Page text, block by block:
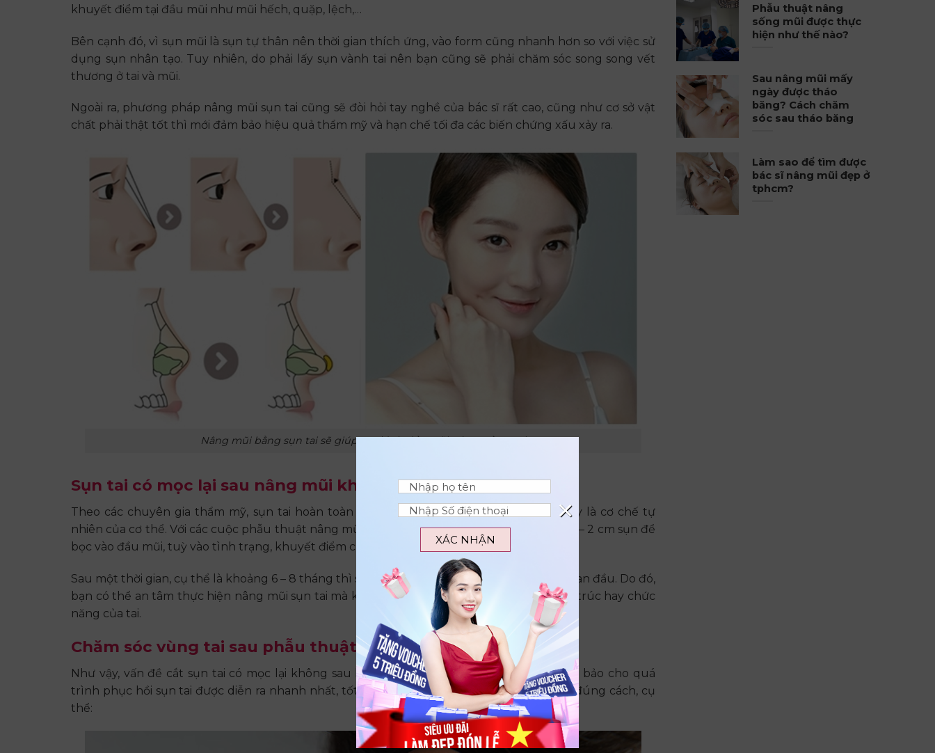
khuyết điểm tại đầu mũi như mũi hếch, quặp, lệch,…
Bên cạnh đó, vì sụn mũi là sụn tự thân nên thời gian thích ứng, vào form cũng nhanh hơn so với việc sử
dụng sụn nhân tạo. Tuy nhiên, do phải lấy sụn vành tai nên bạn cũng sẽ phải chăm sóc song song vết
thương ở tai và mũi.
Ngoài ra, phương pháp nâng mũi sụn tai cũng sẽ đòi hỏi tay nghề của bác sĩ rất cao, cũng như cơ sở vật
chất phải thật tốt thì mới đảm bảo hiệu quả thẩm mỹ và hạn chế tối đa các biến chứng xấu xảy ra.
Nâng mũi bằng sụn tai sẽ giúp tạo hình đầu mũi tròn, mềm mại
Sụn tai có mọc lại sau nâng mũi không?
Theo các chuyên gia thẩm mỹ, sụn tai hoàn toàn có thể mọc lại sau một thời gian vì đây là cơ chế tự
nhiên của cơ thể. Với các cuộc phẫu thuật nâng mũi bằng sụn tai, bác sĩ sẽ chỉ lấy khoảng 1 – 2 cm sụn để
bọc vào đầu mũi, tuỳ vào tình trạng, khuyết điểm của mỗi người.
Sau một thời gian, cụ thể là khoảng 6 – 8 tháng thì sụn tai sẽ phục hồi và trở về trạng thái ban đầu. Do đó,
bạn có thể an tâm thực hiện nâng mũi sụn tai mà không cần phải lo sẽ ảnh hưởng tới cấu trúc hay chức
năng của tai.
Chăm sóc vùng tai sau phẫu thuật nâng mũi
Như vậy, vấn đề cắt sụn tai có mọc lại không sau khi nâng mũi đã được giải đáp. Để đảm bảo cho quá
trình phục hồi sụn tai được diễn ra nhanh nhất, tốt nhất, bạn cần phải chăm sóc vùng tai đúng cách, cụ
thể:
Phẫu thuật nâng
sống mũi được thực
hiện như thế nào?
Sau nâng mũi mấy
ngày được tháo
băng? Cách chăm
sóc sau tháo băng
Làm sao để tìm được
bác sĩ nâng mũi đẹp ở
tphcm?
XÁC NHẬN
×